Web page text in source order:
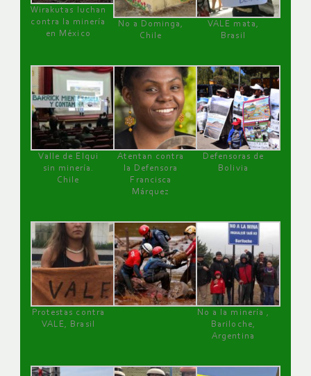
Wirakutas luchan
contra la minería
en México
No a Dominga,
Chile
VALE mata,
Brasil
Valle de Elqui
sin minería.
Chile
Atentan contra
la Defensora
Francisca
Márquez
Defensoras de
Bolivia
Protestas contra
VALE, Brasil
No a la minería ,
Bariloche,
Argentina